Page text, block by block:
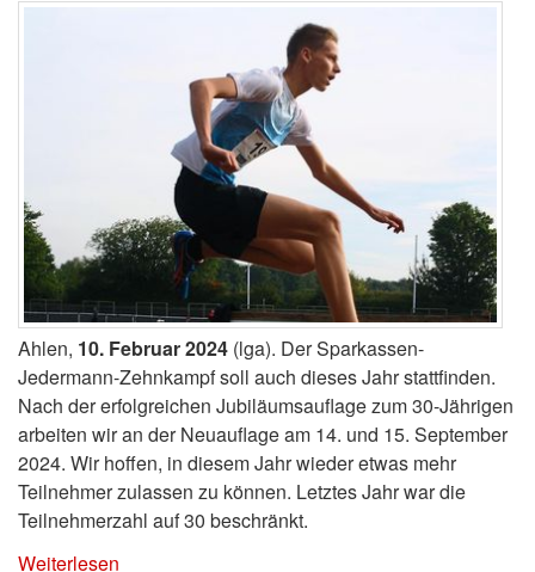
Ahlen, 10. Februar 2024 (lga). Der Sparkassen-
Jedermann-Zehnkampf soll auch dieses Jahr stattfinden.
Nach der erfolgreichen Jubiläumsauflage zum 30-Jährigen
arbeiten wir an der Neuauflage am 14. und 15. September
2024. Wir hoffen, in diesem Jahr wieder etwas mehr
Teilnehmer zulassen zu können. Letztes Jahr war die
Teilnehmerzahl auf 30 beschränkt.
Weiterlesen